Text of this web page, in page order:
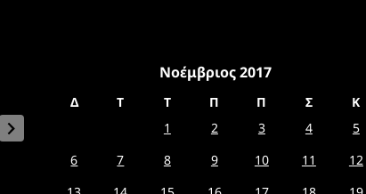
Νοέμβριος 2017
Δ Τ Τ Π Π Σ
Κ
1
2 3 4
5
6
7 8 9 10 11
12